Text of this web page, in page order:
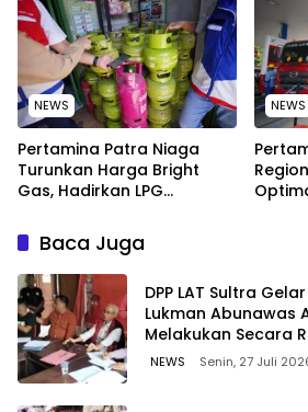
NEWS
Pertamina Patra Niaga
Turunkan Harga Bright
Gas, Hadirkan LPG
Lebih Kompetitif
NEWS
Baca Juga
‎DPP LAT Sultra
Lukman Abunawas
Melakukan Secara
NEWS Senin, 27 Juli